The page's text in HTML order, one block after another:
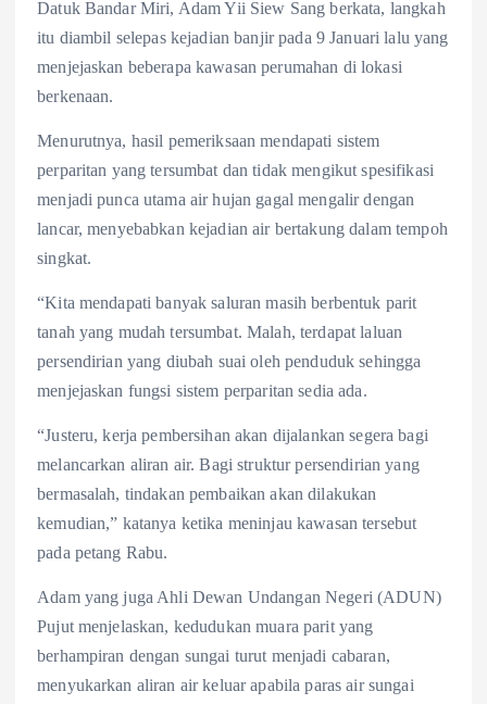
k
p
Datuk Bandar Miri, Adam Yii Siew Sang berkata, langkah
itu diambil selepas kejadian banjir pada 9 Januari lalu yang
menjejaskan beberapa kawasan perumahan di lokasi
berkenaan.
Menurutnya, hasil pemeriksaan mendapati sistem
perparitan yang tersumbat dan tidak mengikut spesifikasi
menjadi punca utama air hujan gagal mengalir dengan
lancar, menyebabkan kejadian air bertakung dalam tempoh
singkat.
“Kita mendapati banyak saluran masih berbentuk parit
tanah yang mudah tersumbat. Malah, terdapat laluan
persendirian yang diubah suai oleh penduduk sehingga
menjejaskan fungsi sistem perparitan sedia ada.
“Justeru, kerja pembersihan akan dijalankan segera bagi
melancarkan aliran air. Bagi struktur persendirian yang
bermasalah, tindakan pembaikan akan dilakukan
kemudian,” katanya ketika meninjau kawasan tersebut
pada petang Rabu.
Adam yang juga Ahli Dewan Undangan Negeri (ADUN)
Pujut menjelaskan, kedudukan muara parit yang
berhampiran dengan sungai turut menjadi cabaran,
menyukarkan aliran air keluar apabila paras air sungai